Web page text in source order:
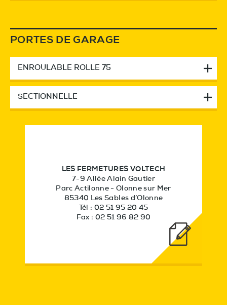
PORTES DE GARAGE
ENROULABLE ROLLE 75
SECTIONNELLE
LES FERMETURES VOLTECH
7-9 Allée Alain Gautier
Parc Actilonne - Olonne sur Mer
85340 Les Sables d’Olonne
Tél : 02 51 95 20 45
Fax : 02 51 96 82 90